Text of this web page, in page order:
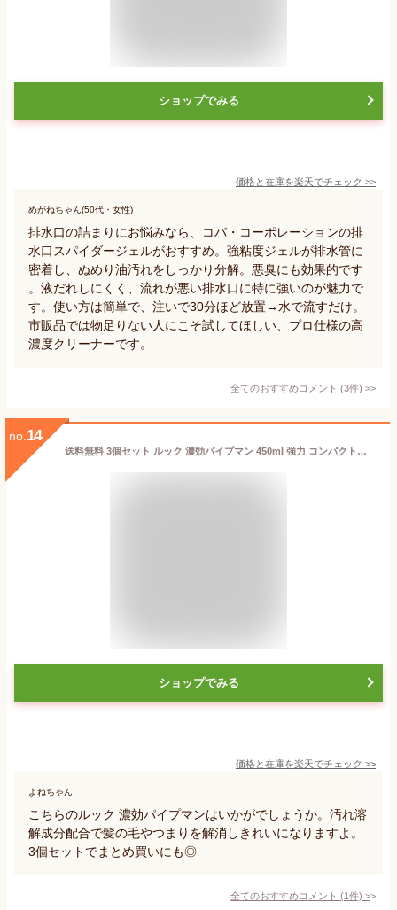
ショップでみる
価格と在庫を楽天でチェック >>
めがねちゃん(50代・女性)
排水口の詰まりにお悩みなら、コパ・コーポレーションの排
水口スパイダージェルがおすすめ。強粘度ジェルが排水管に
密着し、ぬめり油汚れをしっかり分解。悪臭にも効果的です
。液だれしにくく、流れが悪い排水口に特に強いのが魅力で
す。使い方は簡単で、注いで30分ほど放置→水で流すだけ。
市販品では物足りない人にこそ試してほしい、プロ仕様の高
濃度クリーナーです。
全てのおすすめコメント (3件) >
no. 14
送料無料 3個セット ルック 濃効パイプマン 450ml 強力 コンパクトタイプ 液体パイプクリーナー 汚れ溶解成分 ロングネック パイプトラップ 計量目盛り付 横向きノズル 高配合 排水口 排水溝 パイプ 洗剤 髪の毛 つまり 溶かす 浴室 浴槽 洗面所 ニオイ 汚れ LION ライオン
ショップでみる
価格と在庫を楽天でチェック >>
よねちゃん
こちらのルック 濃効パイプマンはいかがでしょうか。汚れ溶
解成分配合で髪の毛やつまりを解消しきれいになりますよ。
3個セットでまとめ買いにも◎
全てのおすすめコメント (1件) >